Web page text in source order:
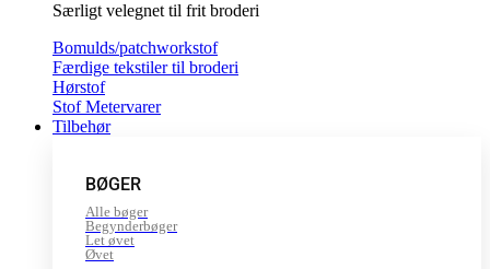
Særligt velegnet til frit broderi
Bomulds/patchworkstof
Færdige tekstiler til broderi
Hørstof
Stof Metervarer
Tilbehør
BØGER
Alle bøger
Begynderbøger
Let øvet
Øvet